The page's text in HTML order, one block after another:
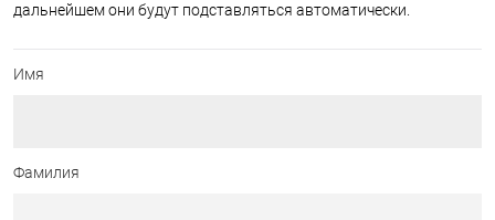
дальнейшем они будут подставляться автоматически.
Имя
Фамилия